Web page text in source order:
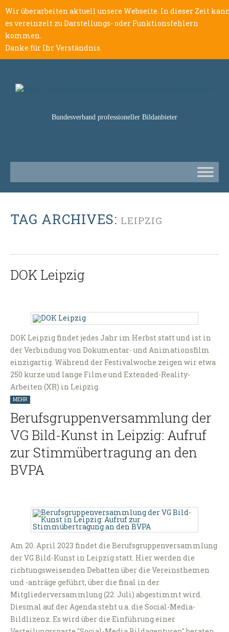
Wir überarbeiten aktuell unsere Webseite. In dieser Zeit
es vereinzelt zu Darstellungs- oder Funktionsfehlern
kommen.
Danke für Ihr Verständnis.
Bundesverband professioneller Bildanbieter
TAG ARCHIVES: LEIPZIG
DOK Leipzig
DOK Leipzig findet jedes Jahr im Herbst statt und ist in
der Verbindung von Dokumentar- und Animationsfilm
einzigartig. Während der Festivalwoche zeigen wir etwa
250 kurze und lange Filme und Extended-Reality-
Arbeiten (XR) in Leipzig.
MEHR
Berufsgruppenversammlung der
VG Bild-Kunst in Leipzig: Aufruf
zur Stimmübertragung an den
BVPA
Am 20. April 2023 findet die Berufsgruppenversammlung
der VG Bild-Kunst in Leipzig statt. Hier werden die
richtungsweisenden Debatten über die Vereinsthemen
und -anträge geführt, über die final in der
Mitgliederversammlung (22. Juli) abgestimmt wird.
Diesmal auf der Agenda steht u.a. die Social-Media-
Bildlizenz. Es wird über die Einführung einer